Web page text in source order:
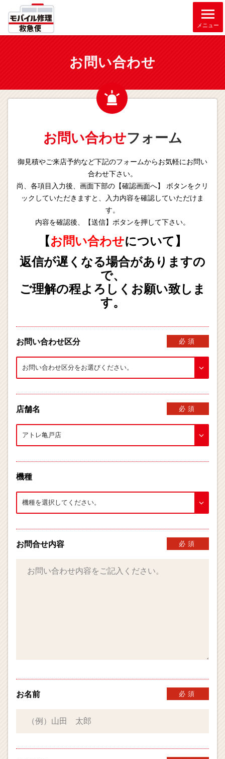
メニュー
お問い合わせ
お問い合わせフォーム
御見積やご来店予約など下記のフォームからお気軽にお問い
合わせ下さい。
尚、各項目入力後、画面下部の【確認画面へ】 ボタンをクリ
ックしていただきますと、入力内容を確認していただけま
す。
内容を確認後、【送信】ボタンを押して下さい。
【お問い合わせについて】
返信が遅くなる場合がありますの
で、
ご理解の程よろしくお願い致しま
す。
お問い合わせ区分 必須
店舗名 必須
機種
お問合せ内容 必須
お名前 必須